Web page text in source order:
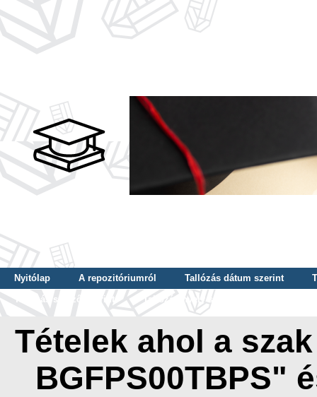
Nyitólap A repozitóriumról Tallózás dátum szerint
Tallózás szerző szerint
Tallózás nyelv szerint
Tételek ahol a
BGFPS00TBPS"